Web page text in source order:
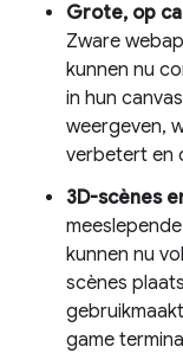
Grote, op
Zware
kunnen nu
in hun
weergeven,
verbetert en
3D-scènes
kunnen nu
scènes
game